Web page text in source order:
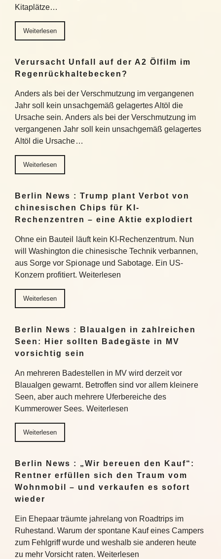
Kitaplätze…
Weiterlesen
Verursacht Unfall auf der A2 Ölfilm im
Regenrückhaltebecken?
Anders als bei der Verschmutzung im vergangenen
Jahr soll kein unsachgemäß gelagertes Altöl die
Ursache sein. Anders als bei der Verschmutzung im
vergangenen Jahr soll kein unsachgemäß gelagertes
Altöl die Ursache…
Weiterlesen
Berlin News : Trump plant Verbot von
chinesischen Chips für KI-
Rechenzentren – eine Aktie explodiert
Ohne ein Bauteil läuft kein KI-Rechenzentrum. Nun
will Washington die chinesische Technik verbannen,
aus Sorge vor Spionage und Sabotage. Ein US-
Konzern profitiert. Weiterlesen
Weiterlesen
Berlin News : Blaualgen in zahlreichen
Seen: Hier sollten Badegäste in MV
vorsichtig sein
An mehreren Badestellen in MV wird derzeit vor
Blaualgen gewarnt. Betroffen sind vor allem kleinere
Seen, aber auch mehrere Uferbereiche des
Kummerower Sees. Weiterlesen
Weiterlesen
Berlin News : „Wir bereuen den Kauf“:
Rentner erfüllen sich den Traum vom
Wohnmobil – und verkaufen es sofort
wieder
Ein Ehepaar träumte jahrelang von Roadtrips im
Ruhestand. Warum der spontane Kauf eines Campers
zum Fehlgriff wurde und weshalb sie anderen heute
zu mehr Vorsicht raten. Weiterlesen